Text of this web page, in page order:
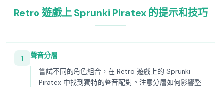
Retro 遊戲上 Sprunki Piratex 的提示和技巧
1
聲音分層
嘗試不同的角色組合，在 Retro 遊戲上的 Sprunki
Piratex 中找到獨特的聲音配對。注意分層如何影響整